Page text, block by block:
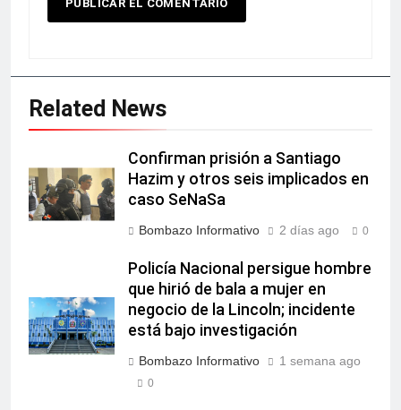
Related News
Confirman prisión a Santiago
Hazim y otros seis implicados en
caso SeNaSa
Bombazo Informativo 2 días ago 0
Policía Nacional persigue hombre
que hirió de bala a mujer en
negocio de la Lincoln; incidente
está bajo investigación
Bombazo Informativo 1 semana ago
0